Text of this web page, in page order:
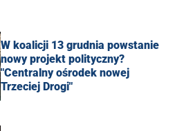
W koalicji 13 grudnia powstanie
nowy projekt polityczny?
"Centralny ośrodek nowej
Trzeciej Drogi"